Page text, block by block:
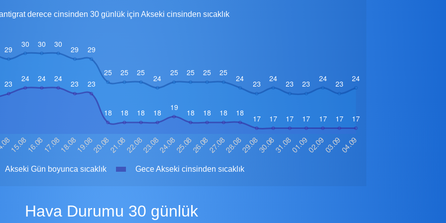
derece cinsinden 30 günlük için Akseki cinsinden sıcaklık
Akseki Gün boyunca sıcaklık Gece Akseki cinsinden sıcaklık
Hava Durumu 30 günlük